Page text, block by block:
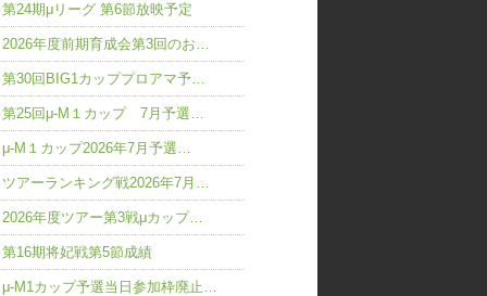
第24期μリーグ 第6節放映予定
2026年度前期育成会第3回のお…
第30回BIG1カッププロアマ予…
第25回μ-M１カップ 7月予選…
μ-M１カップ2026年7月予選…
ツアーランキング戦2026年7月…
2026年度ツアー第3戦μカップ…
第16期将妃戦第5節成績
μ-M1カップ予選当日参加枠廃止…